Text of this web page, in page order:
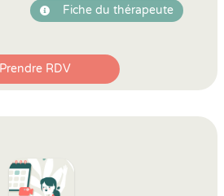
Fiche du thérapeute
Prendre RDV